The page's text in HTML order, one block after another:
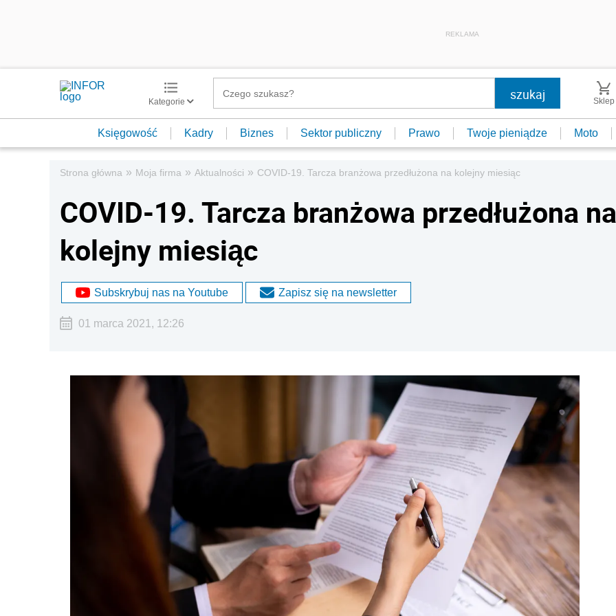
REKLAMA
Kategorie Sklep
Księgowość Kadry Biznes Sektor publiczny Prawo Twoje pieniądze Moto
Strona główna » Moja firma » Aktualności » COVID-19. Tarcza branżowa przedłużona na kolejny miesiąc
COVID-19. Tarcza branżowa przedłużona na
kolejny miesiąc
Subskrybuj nas na Youtube Zapisz się na newsletter
01 marca 2021, 12:26